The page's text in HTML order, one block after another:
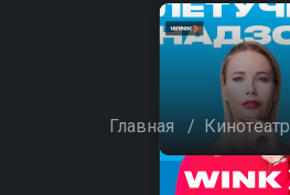
Главная / Кинотеатр